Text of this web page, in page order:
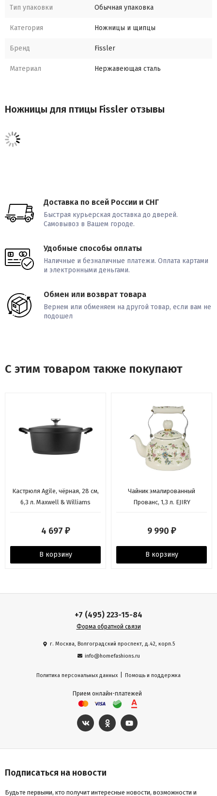
Тип упаковки Обычная упаковка
Категория Ножницы и щипцы
Бренд Fissler
Материал Нержавеющая сталь
Ножницы для птицы Fissler отзывы
Доставка по всей России и СНГ
Быстрая курьерская доставка до дверей.
Самовывоз в Вашем городе.
Удобные способы оплаты
Наличные и безналичные платежи. Оплата картами
и электронными деньгами.
Обмен или возврат товара
Вернем или обменяем на другой товар, если вам не
подошел
С этим товаром также покупают
Кастрюля Agile, чёрная, 28 см,
6,3 л. Maxwell & Williams
4 697 ₽
В корзину
Чайник эмалированный
Прованс, 1,3 л. EJIRY
9 990 ₽
В корзину
+7 (495) 223-15-84
Форма обратной связи
г. Москва, Волгоградский проспект, д.42, корп.5
info@homefashions.ru
Политика персональных данных Помощь и поддержка
Прием онлайн-платежей
Подписаться на новости
Будьте первыми, кто получит интересные новости, возможности и